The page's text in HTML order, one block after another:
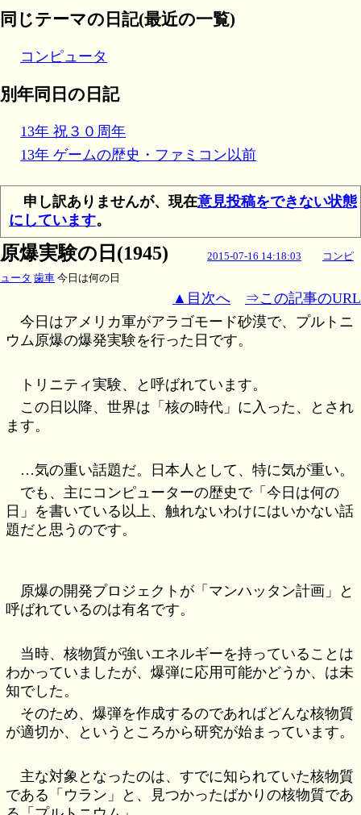
同じテーマの日記(最近の一覧)
コンピュータ
別年同日の日記
13年 祝３０周年
13年 ゲームの歴史・ファミコン以前
申し訳ありませんが、現在意見投稿をできない状態
にしています。
原爆実験の日(1945) 2015-07-16 14:18:03
コンピ
ュータ 歯車 今日は何の日
▲目次へ
⇒この記事のURL
今日はアメリカ軍がアラゴモード砂漠で、プルトニ
ウム原爆の爆発実験を行った日です。
トリニティ実験、と呼ばれています。
この日以降、世界は「核の時代」に入った、とされ
ます。
…気の重い話題だ。日本人として、特に気が重い。
でも、主にコンピューターの歴史で「今日は何の
日」を書いている以上、触れないわけにはいかない話
題だと思うのです。
原爆の開発プロジェクトが「マンハッタン計画」と
呼ばれているのは有名です。
当時、核物質が強いエネルギーを持っていることは
わかっていましたが、爆弾に応用可能かどうか、は未
知でした。
そのため、爆弾を作成するのであればどんな核物質
が適切か、というところから研究が始まっています。
主な対象となったのは、すでに知られていた核物質
である「ウラン」と、見つかったばかりの核物質であ